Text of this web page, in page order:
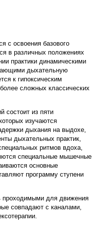
с освоения базового
в различных положениях
практики динамическими
дыхательную
к гипоксическим
сложных классических
состоит из пяти
изучаются
дыхания на выдохе,
дыхательных практик,
ритмов вдоха,
специальные мышечные
основные
программу ступени
проходимыми для движения
совпадают с каналами,